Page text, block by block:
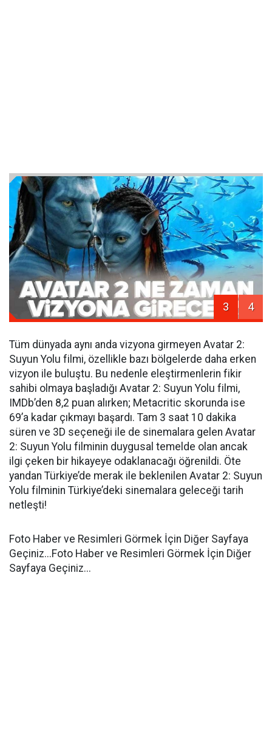
3 4
Tüm dünyada aynı anda vizyona girmeyen Avatar 2:
Suyun Yolu filmi, özellikle bazı bölgelerde daha erken
vizyon ile buluştu. Bu nedenle eleştirmenlerin fikir
sahibi olmaya başladığı Avatar 2: Suyun Yolu filmi,
IMDb’den 8,2 puan alırken; Metacritic skorunda ise
69’a kadar çıkmayı başardı. Tam 3 saat 10 dakika
süren ve 3D seçeneği ile de sinemalara gelen Avatar
2: Suyun Yolu filminin duygusal temelde olan ancak
ilgi çeken bir hikayeye odaklanacağı öğrenildi. Öte
yandan Türkiye’de merak ile beklenilen Avatar 2: Suyun
Yolu filminin Türkiye’deki sinemalara geleceği tarih
netleşti!
Foto Haber ve Resimleri Görmek İçin Diğer Sayfaya
Geçiniz...Foto Haber ve Resimleri Görmek İçin Diğer
Sayfaya Geçiniz...